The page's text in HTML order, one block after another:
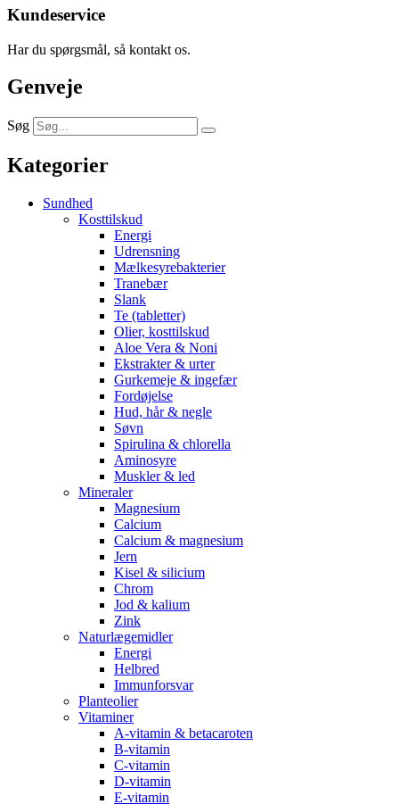
Kundeservice
Har du spørgsmål, så kontakt os.
Genveje
Søg
Kategorier
Sundhed
Kosttilskud
Energi
Udrensning
Mælkesyrebakterier
Tranebær
Slank
Te (tabletter)
Olier, kosttilskud
Aloe Vera & Noni
Ekstrakter & urter
Gurkemeje & ingefær
Fordøjelse
Hud, hår & negle
Søvn
Spirulina & chlorella
Aminosyre
Muskler & led
Mineraler
Magnesium
Calcium
Calcium & magnesium
Jern
Kisel & silicium
Chrom
Jod & kalium
Zink
Naturlægemidler
Energi
Helbred
Immunforsvar
Planteolier
Vitaminer
A-vitamin & betacaroten
B-vitamin
C-vitamin
D-vitamin
E-vitamin